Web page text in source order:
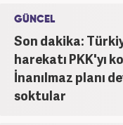
GÜNCEL
Son dakika:
harekatı PKK'yı
İnanılmaz planı
soktular